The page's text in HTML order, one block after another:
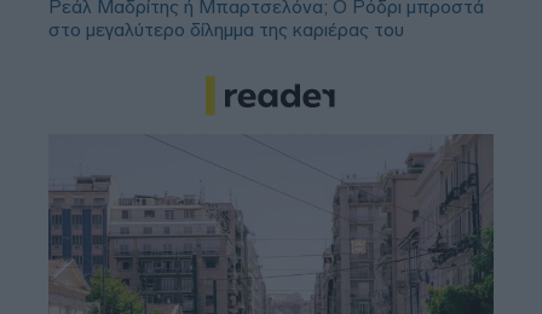
Ρεάλ Μαδρίτης ή Μπαρτσελόνα; Ο Ρόδρι μπροστά
στο μεγαλύτερο δίλημμα της καριέρας του